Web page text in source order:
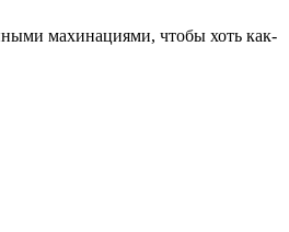
махинациями, чтобы хоть как-